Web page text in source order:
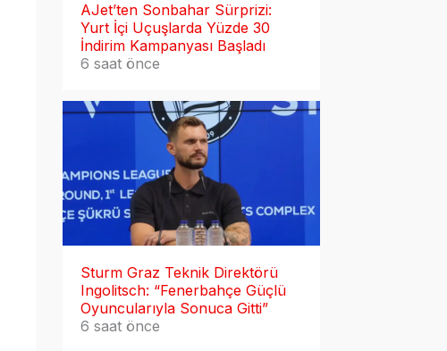
AJet’ten Sonbahar Sürprizi:
Yurt İçi Uçuşlarda Yüzde 30
İndirim Kampanyası Başladı
6 saat önce
Sturm Graz Teknik Direktörü
Ingolitsch: “Fenerbahçe Güçlü
Oyuncularıyla Sonuca Gitti”
6 saat önce